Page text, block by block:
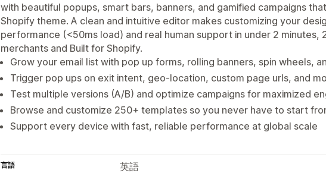
with beautiful popups, smart bars, banners, and gamified campaigns
Shopify theme. A clean and intuitive editor makes customizing your
performance (<50ms load) and real human support in under 2 minutes,
merchants and Built for Shopify.
Grow your email list with pop up forms, rolling banners, spin wheels,
Trigger pop ups on exit intent, geo-location, custom page urls, and
Test multiple versions (A/B) and optimize campaigns for maximized
Browse and customize 250+ templates so you never have to start
Support every device with fast, reliable performance at global scale
言語
英語